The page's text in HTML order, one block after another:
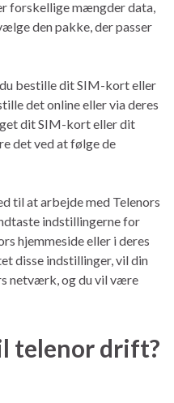
forskellige mængder data,
den pakke, der passer
bestille dit SIM-kort eller
det online eller via deres
dit SIM-kort eller dit
det ved at følge de
til at arbejde med Telenors
indstillingerne for
hjemmeside eller i deres
disse indstillinger, vil din
netværk, og du vil være
telenor drift?